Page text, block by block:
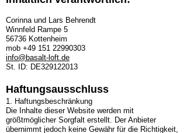
Corinna und Lars Behrendt
Winnfeld Rampe 5
56736 Kottenheim
mob +49 151 22990303
info@basalt-loft.de
St. ID: DE329122013
Haftungsausschluss
1. Haftungsbeschränkung
Die Inhalte dieser Website werden mit
größtmöglicher Sorgfalt erstellt. Der Anbieter
übernimmt jedoch keine Gewähr für die Richtigkeit,